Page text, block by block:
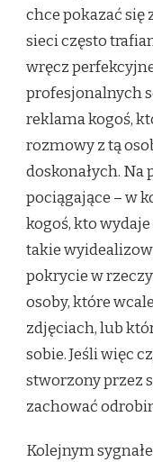
chce pokazać się
sieci często
wręcz
profesjonalnych
reklama kogoś,
rozmowy z tą
doskonałych. Na
pociągające – w
kogoś, kto
takie
pokrycie w
osoby, które
zdjęciach, lub
sobie. Jeśli więc
stworzony przez
zachować
Kolejnym